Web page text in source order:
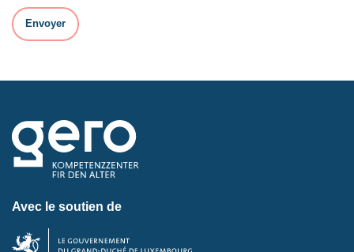
Avec le soutien de